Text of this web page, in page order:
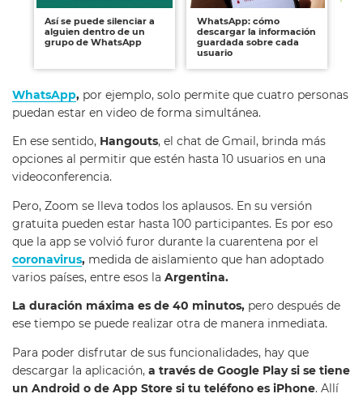
Así se puede silenciar a
alguien dentro de un
grupo de WhatsApp
WhatsApp: cómo
descargar la información
guardada sobre cada
usuario
WhatsApp, por ejemplo, solo permite que cuatro personas
puedan estar en video de forma simultánea.
En ese sentido, Hangouts, el chat de Gmail, brinda más
opciones al permitir que estén hasta 10 usuarios en una
videoconferencia.
Pero, Zoom se lleva todos los aplausos. En su versión
gratuita pueden estar hasta 100 participantes. Es por eso
que la app se volvió furor durante la cuarentena por el
coronavirus, medida de aislamiento que han adoptado
varios países, entre esos la Argentina.
La duración máxima es de 40 minutos, pero después de
ese tiempo se puede realizar otra de manera inmediata.
Para poder disfrutar de sus funcionalidades, hay que
descargar la aplicación, a través de Google Play si se tiene
un Android o de App Store si tu teléfono es iPhone. Allí